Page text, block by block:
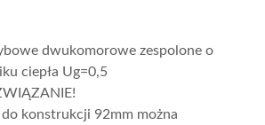
dwukomorowe zespolone o
ciepła Ug=0,5
konstrukcji 92mm można